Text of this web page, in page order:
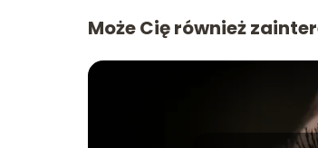
Może Cię również